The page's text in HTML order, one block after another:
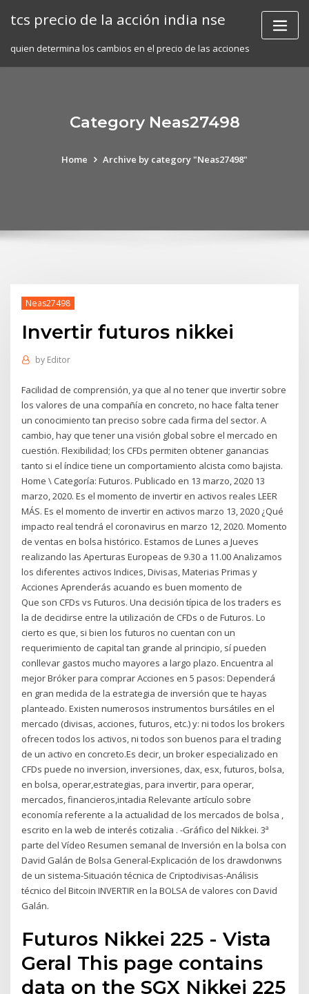
tcs precio de la acción india nse
quien determina los cambios en el precio de las acciones
Category Neas27498
Home Archive by category "Neas27498"
Neas27498
Invertir futuros nikkei
by Editor
Facilidad de comprensión, ya que al no tener que invertir sobre
los valores de una compañía en concreto, no hace falta tener
un conocimiento tan preciso sobre cada firma del sector. A
cambio, hay que tener una visión global sobre el mercado en
cuestión. Flexibilidad; los CFDs permiten obtener ganancias
tanto si el índice tiene un comportamiento alcista como bajista.
Home \ Categoría: Futuros. Publicado en 13 marzo, 2020 13
marzo, 2020. Es el momento de invertir en activos reales LEER
MÁS. Es el momento de invertir en activos marzo 13, 2020 ¿Qué
impacto real tendrá el coronavirus en marzo 12, 2020. Momento
de ventas en bolsa histórico. Estamos de Lunes a Jueves
realizando las Aperturas Europeas de 9.30 a 11.00 Analizamos
los diferentes activos Indices, Divisas, Materias Primas y
Acciones Aprenderás acuando es buen momento de
Que son CFDs vs Futuros. Una decisión típica de los traders es
la de decidirse entre la utilización de CFDs o de Futuros. Lo
cierto es que, si bien los futuros no cuentan con un
requerimiento de capital tan grande al principio, sí pueden
conllevar gastos mucho mayores a largo plazo. Encuentra al
mejor Bróker para comprar Acciones en 5 pasos: Dependerá
en gran medida de la estrategia de inversión que te hayas
planteado. Existen numerosos instrumentos bursátiles en el
mercado (divisas, acciones, futuros, etc.) y: ni todos los brokers
ofrecen todos los activos, ni todos son buenos para el trading
de un activo en concreto.Es decir, un broker especializado en
CFDs puede no inversion, inversiones, dax, esx, futuros, bolsa,
en bolsa, operar,estrategias, para invertir, para operar,
mercados, financieros,intadia Relevante artículo sobre
economía referente a la actualidad de los mercados de bolsa ,
escrito en la web de interés cotizalia . -Gráfico del Nikkei. 3ª
parte del Vídeo Resumen semanal de Inversión en la bolsa con
David Galán de Bolsa General-Explicación de los drawdonwns
de un sistema-Situación técnica de Criptodivisas-Análisis
técnico del Bitcoin INVERTIR en la BOLSA de valores con David
Galán.
Futuros Nikkei 225 - Vista
Geral This page contains
data on the SGX Nikkei 225